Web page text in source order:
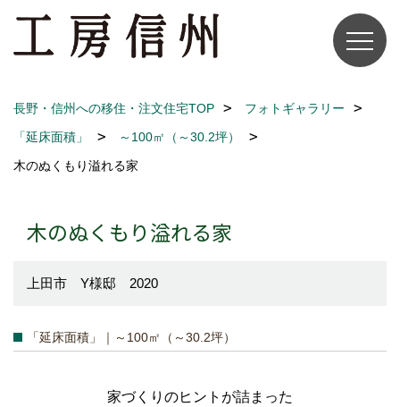
長野・信州への移住・注文住宅TOP
フォトギャラリー
「延床面積」
～100㎡（～30.2坪）
木のぬくもり溢れる家
木のぬくもり溢れる家
上田市 Y様邸 2020
「延床面積」｜～100㎡（～30.2坪）
家づくりのヒントが詰まった